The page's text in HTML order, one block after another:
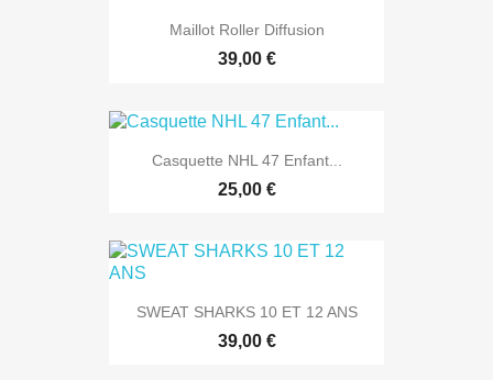
Maillot Roller Diffusion
39,00 €
Casquette NHL 47 Enfant...
25,00 €
SWEAT SHARKS 10 ET 12 ANS
39,00 €